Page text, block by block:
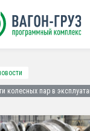
колесных пар в